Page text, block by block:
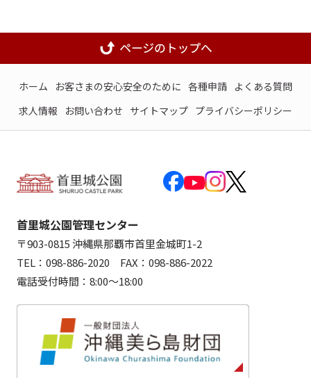
ホーム お客さまの安心安全のために 各種申請 よくある質問
求人情報
お問い合わせ サイトマップ プライバシーポリシー
首里城公園管理センター
〒903-0815 沖縄県那覇市首里金城町1-2
TEL：098-886-2020 FAX：098-886-2022
電話受付時間：8:00～18:00